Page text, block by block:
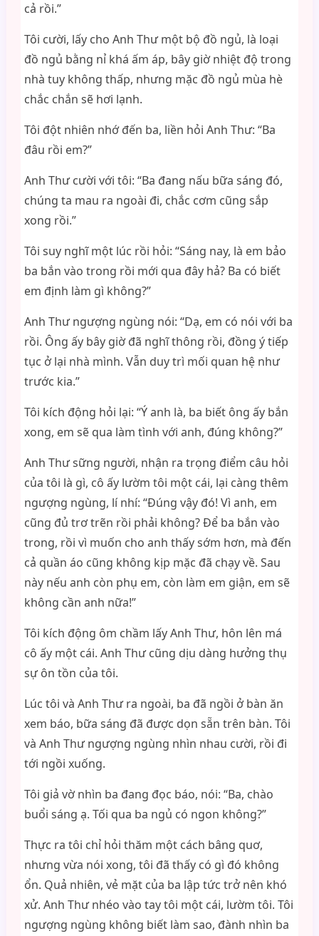
cả rồi.”
Tôi cười, lấy cho Anh Thư một bộ đồ ngủ, là loại
đồ ngủ bằng nỉ khá ấm áp, bây giờ nhiệt độ trong
nhà tuy không thấp, nhưng mặc đồ ngủ mùa hè
chắc chắn sẽ hơi lạnh.
Tôi đột nhiên nhớ đến ba, liền hỏi Anh Thư: “Ba
đâu rồi em?”
Anh Thư cười với tôi: “Ba đang nấu bữa sáng đó,
chúng ta mau ra ngoài đi, chắc cơm cũng sắp
xong rồi.”
Tôi suy nghĩ một lúc rồi hỏi: “Sáng nay, là em bảo
ba bắn vào trong rồi mới qua đây hả? Ba có biết
em định làm gì không?”
Anh Thư ngượng ngùng nói: “Dạ, em có nói với ba
rồi. Ông ấy bây giờ đã nghĩ thông rồi, đồng ý tiếp
tục ở lại nhà mình. Vẫn duy trì mối quan hệ như
trước kia.”
Tôi kích động hỏi lại: “Ý anh là, ba biết ông ấy bắn
xong, em sẽ qua làm tình với anh, đúng không?”
Anh Thư sững người, nhận ra trọng điểm câu hỏi
của tôi là gì, cô ấy lườm tôi một cái, lại càng thêm
ngượng ngùng, lí nhí: “Đúng vậy đó! Vì anh, em
cũng đủ trơ trẽn rồi phải không? Để ba bắn vào
trong, rồi vì muốn cho anh thấy sớm hơn, mà đến
cả quần áo cũng không kịp mặc đã chạy về. Sau
này nếu anh còn phụ em, còn làm em giận, em sẽ
không cần anh nữa!”
Tôi kích động ôm chầm lấy Anh Thư, hôn lên má
cô ấy một cái. Anh Thư cũng dịu dàng hưởng thụ
sự ôn tồn của tôi.
Lúc tôi và Anh Thư ra ngoài, ba đã ngồi ở bàn ăn
xem báo, bữa sáng đã được dọn sẵn trên bàn. Tôi
và Anh Thư ngượng ngùng nhìn nhau cười, rồi đi
tới ngồi xuống.
Tôi giả vờ nhìn ba đang đọc báo, nói: “Ba, chào
buổi sáng ạ. Tối qua ba ngủ có ngon không?”
Thực ra tôi chỉ hỏi thăm một cách bâng quơ,
nhưng vừa nói xong, tôi đã thấy có gì đó không
ổn. Quả nhiên, vẻ mặt của ba lập tức trở nên khó
xử. Anh Thư nhéo vào tay tôi một cái, lườm tôi. Tôi
ngượng ngùng không biết làm sao, đành nhìn ba